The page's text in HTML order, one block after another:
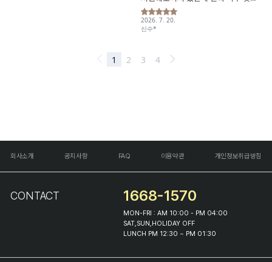
회사소개 공지사항 FAQ 이용약관 개인정보취급방침
CONTACT 1668-1570
MON-FRI : AM 10:00 - PM 04:00
SAT,SUN,HOLIDAY OFF
LUNCH PM 12:30 ~ PM 01:30